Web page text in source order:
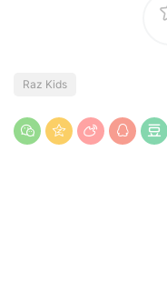
Raz Kids